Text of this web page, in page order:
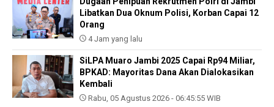
Libatkan Dua Oknum Polisi, Korban Capai 12
Orang
4 Jam yang lalu
SiLPA Muaro Jambi 2025 Capai Rp94 Miliar,
BPKAD: Mayoritas Dana Akan Dialokasikan
Kembali
Rabu, 05 Agustus 2026 - 06:45:55 WIB